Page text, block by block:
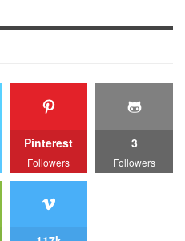
Pinterest
Followers
3
Followers